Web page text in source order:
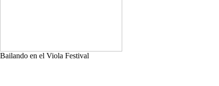
Bailando en el Viola Festival